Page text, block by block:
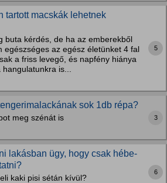
tartott macskák lehetnek
buta kérdés, de ha az emberekből
egészséges az egész életünket 4 fal
a friss levegő, és napfény hiánya
hangulatunkra is...
5
sok 1db répa?
meg szénát is 3
lakásban ügy, hogy csak hébe-
kaki pisi sétán kívül?
6